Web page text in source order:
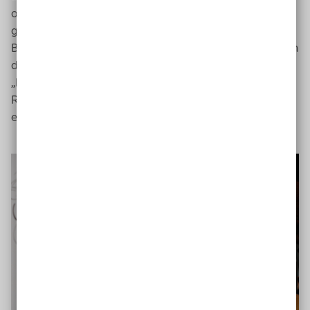
oder Restaurants betreiben.“ Die üblichen großen und
globalen Modemarken sucht man dort vergeblich. Die
Bewohner hatten sich gezielt zusammengeschlossen, um
dieses Viertel in seiner Ursprünglichkeit zu erhalten.
„Investoren aus dem Ausland oder aus anderen
Regionen hatten keine
erwerben“, so Schulz.